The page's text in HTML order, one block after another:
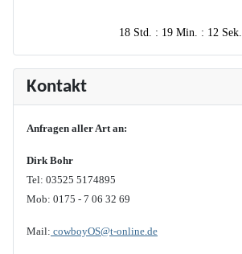
18 Std. : 19 Min. : 12 Sek.
Kontakt
Anfragen aller Art an:
Dirk Bohr
Tel: 03525 5174895
Mob: 0175 - 7 06 32 69
Mail: cowboyOS@t-online.de